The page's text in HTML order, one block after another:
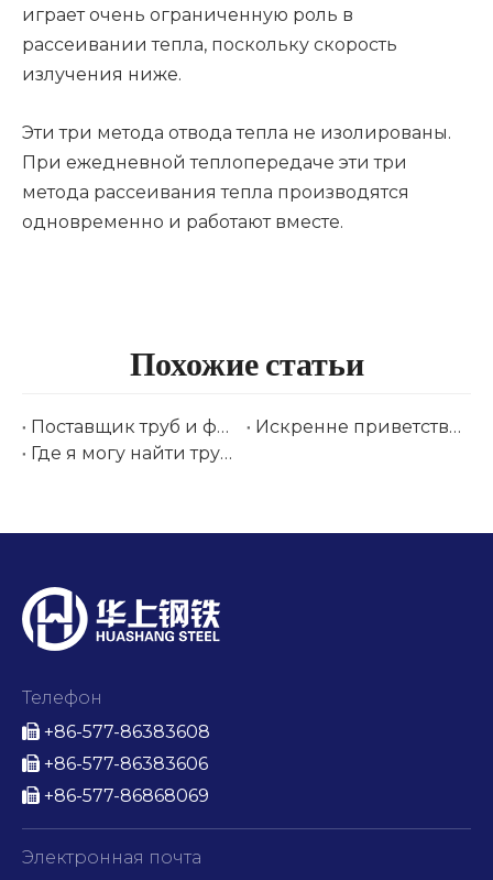
играет очень ограниченную роль в
рассеивании тепла, поскольку скорость
излучения ниже.
Эти три метода отвода тепла не изолированы.
При ежедневной теплопередаче эти три
метода рассеивания тепла производятся
одновременно и работают вместе.
Похожие статьи
Поставщик труб и фитингов из нержавеющей стали на выставке Tube Düsseldorf 2026 | Хуашан Сталь
Искренне приветствуем вас на нашей бразильской выставке Tubotech & Wire Brasil 2025. Дата проведения: 29–31 октября 2025 г.
Где я могу найти трубки из нержавеющей стали AMS авиационного класса для немедленной оптовой поставки?
Телефон
 +86-577-86383608
 +86-577-86383606
 +86-577-86868069
Электронная почта